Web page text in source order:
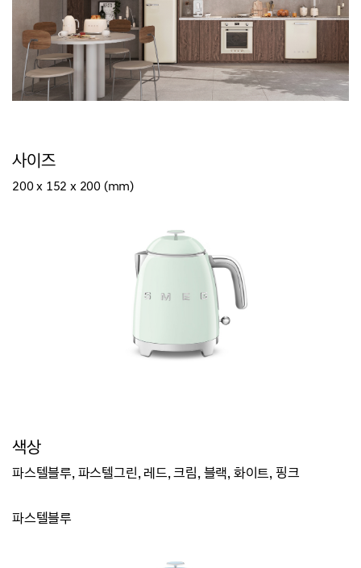
사이즈
200 x 152 x 200 (mm)
색상
파스텔블루, 파스텔그린, 레드, 크림, 블랙, 화이트, 핑크
파스텔블루